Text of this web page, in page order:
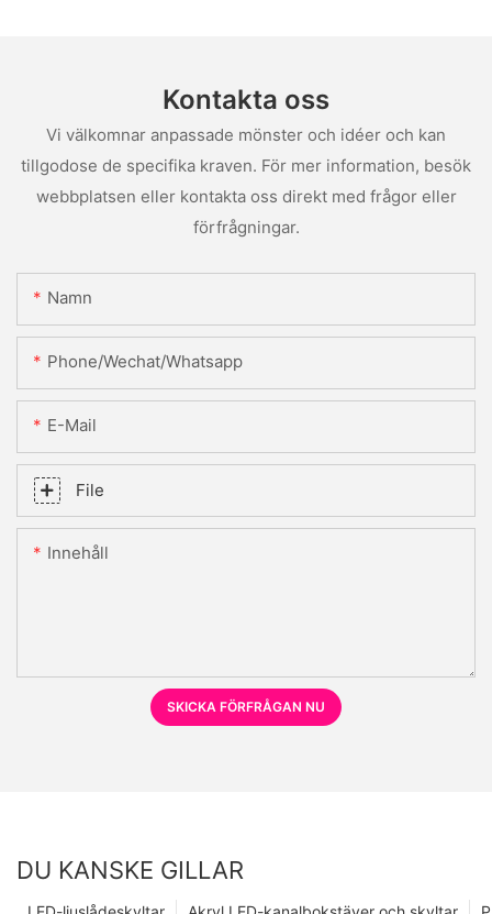
Kontakta oss
Vi välkomnar anpassade mönster och idéer och kan
tillgodose de specifika kraven. För mer information, besök
webbplatsen eller kontakta oss direkt med frågor eller
förfrågningar.
Namn
Phone/Wechat/Whatsapp
E-Mail
File
Innehåll
SKICKA FÖRFRÅGAN NU
DU KANSKE GILLAR